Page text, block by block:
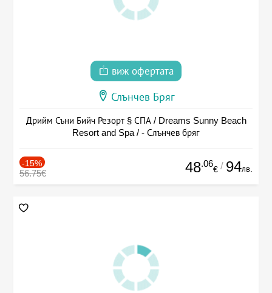
виж офертата
Слънчев Бряг
Дрийм Съни Бийч Резорт § СПА / Dreams Sunny Beach
Resort and Spa / - Слънчев бряг
-15%
56.75€ 48.06
€ / 94лв.